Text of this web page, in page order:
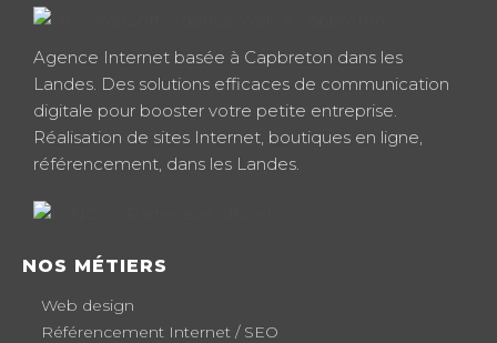
Agence Internet basée à Capbreton dans les
Landes. Des solutions efficaces de communication
digitale pour booster votre petite entreprise.
Réalisation de sites Internet, boutiques en ligne,
référencement, dans les Landes.
NOS MÉTIERS
Web design
Référencement Internet / SEO